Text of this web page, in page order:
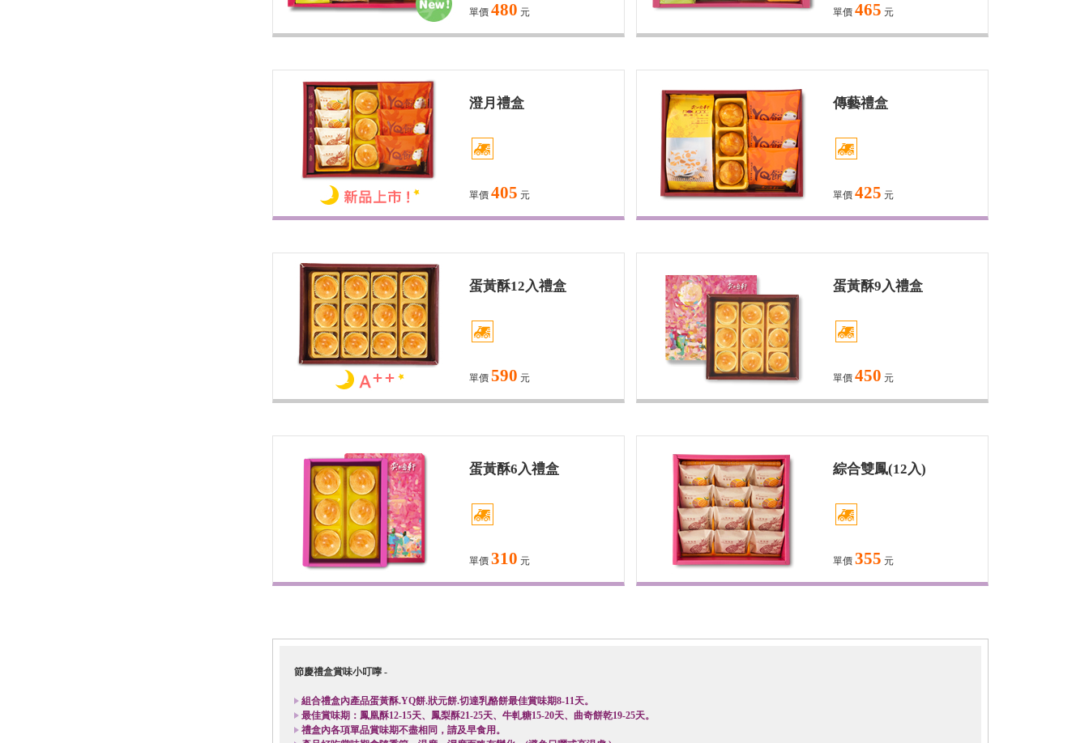
單價 480 元 單價 465 元
澄月禮盒
單價 405 元
傳藝禮盒
單價 425 元
蛋黃酥12入禮盒
單價 590 元
蛋黃酥9入禮盒
單價 450 元
蛋黃酥6入禮盒
單價 310 元
綜合雙鳳(12入)
單價 355 元
節慶禮盒賞味小叮嚀 -
組合禮盒內產品蛋黃酥.YQ餅.狀元餅.切達乳酪餅最佳賞味期8-11天。
最佳賞味期：鳳凰酥12-15天、 鳳梨酥21-25天、牛軋糖15-20天、曲奇餅乾19-25天。
禮盒內各項單品賞味期不盡相同，請及早食用。